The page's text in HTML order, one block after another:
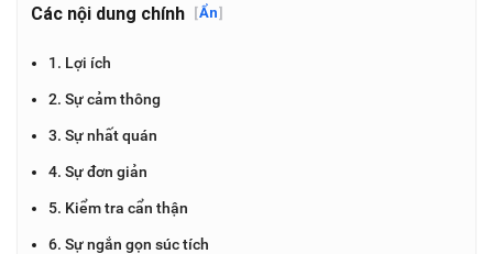
Các nội dung chính [Ẩn]
1. Lợi ích
2. Sự cảm thông
3. Sự nhất quán
4. Sự đơn giản
5. Kiểm tra cẩn thận
6. Sự ngắn gọn súc tích